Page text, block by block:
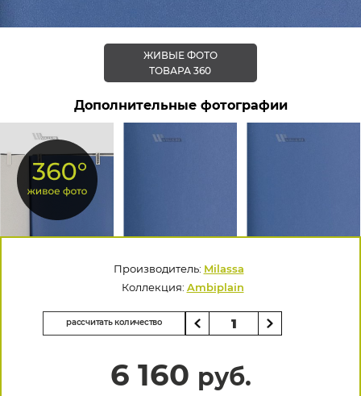
ЖИВЫЕ ФОТО
ТОВАРА 360
Дополнительные фотографии
Производитель: Milassa
Коллекция: Ambiplain
рассчитать количество
6 160 руб.